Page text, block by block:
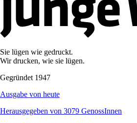
Sie lügen wie gedruckt.
Wir drucken, wie sie lügen.
Gegründet 1947
Ausgabe von heute
Herausgegeben von 3079 GenossInnen